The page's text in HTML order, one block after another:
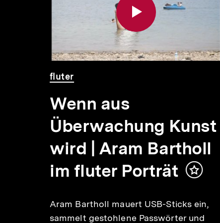
Video
Dauer
fluter
Wenn aus
Überwachung Kunst
wird | Aram Bartholl
im fluter Porträt
Inhalt
Aram Bartholl mauert USB-Sticks ein,
sammelt gestohlene Passwörter und